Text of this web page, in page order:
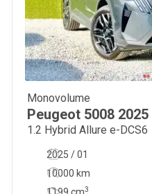
Monovolume
Peugeot 5008 2025
1.2 Hybrid Allure e-DCS6
2025 / 01
10000 km
3